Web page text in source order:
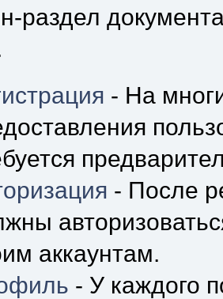
раздел
- На
- После
аккаунтам.
- У каждого